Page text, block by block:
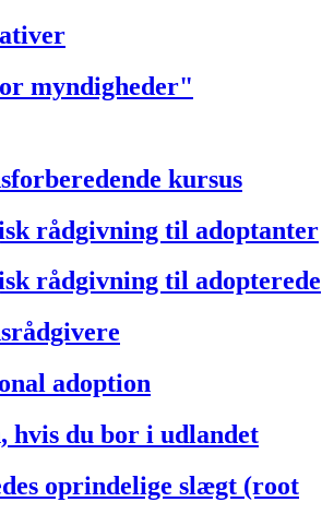
myndigheder"
kursus
rådgivning til adoptanter
rådgivning til adopterede
adoption
hvis du bor i udlandet
oprindelige slægt (root